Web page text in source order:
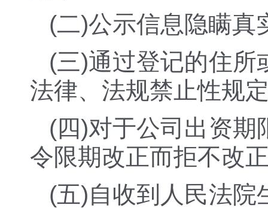
(二)公示信息隐瞒真
(三)通过登记的住所
法律、法规禁止性规
(四)对于公司出资期
令限期改正而拒不改
(五)自收到人民法院